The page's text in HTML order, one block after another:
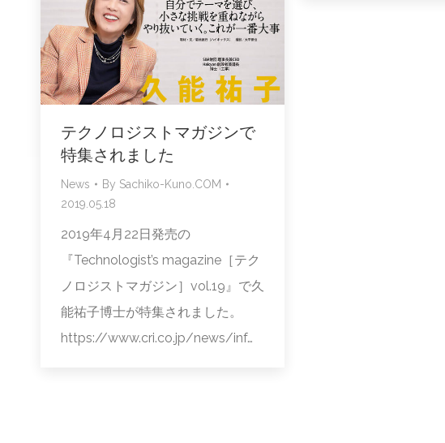
テクノロジストマガジンで
特集されました
News By Sachiko-Kuno.COM
2019.05.18
2019年4月22日発売の
『Technologist’s magazine［テク
ノロジストマガジン］vol.19』で久
能祐子博士が特集されました。
https://www.cri.co.jp/news/inf…